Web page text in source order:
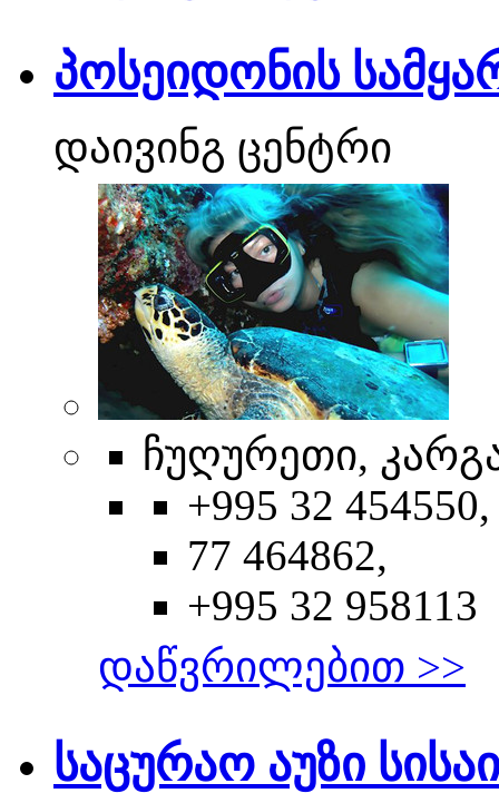
პოსეიდონის
დაივინგ ცენტრი
ჩუღურეთი,
+995 32 454550,
77 464862,
+995 32 958113
დაწვრილებით >>
საცურაო აუზი